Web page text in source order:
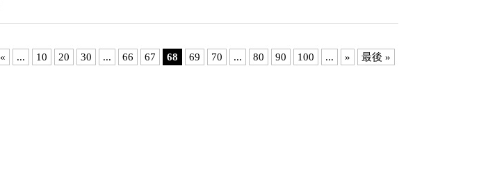
« ... 10 20 30 ... 66 67 68 69 70 ... 80 90 100 ... » 最後 »